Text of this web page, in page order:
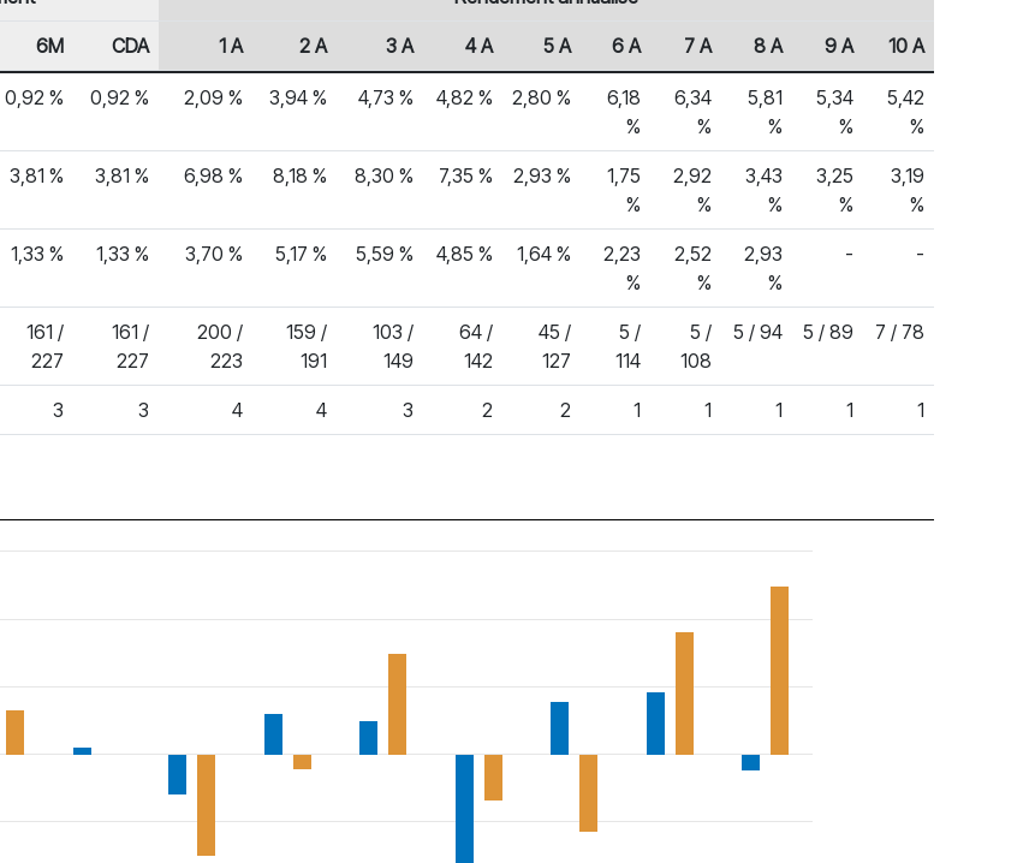
6M CDA 1 A 2 A 3 A 4 A 5 A 6 A 7 A 8 A 9 A 10 A
0,92 % 0,92 % 2,09 % 3,94 % 4,73 % 4,82 % 2,80 %
6,18
%
6,34
%
5,81
%
5,34
%
5,42
%
3,81 % 3,81 % 6,98 % 8,18 % 8,30 % 7,35 % 2,93 %
1,75
%
2,92
%
3,43
%
3,25
%
3,19
%
1,33 % 1,33 % 3,70 % 5,17 % 5,59 % 4,85 % 1,64 %
2,23
%
2,52
%
2,93
%
- -
161 /
227
161 /
227
200 /
223
159 /
191
103 /
149
64 /
142
45 /
127
5 /
114
5 /
108
5 / 94 5 / 89 7 / 78
3 3 4 4 3 2 2 1 1 1 1 1